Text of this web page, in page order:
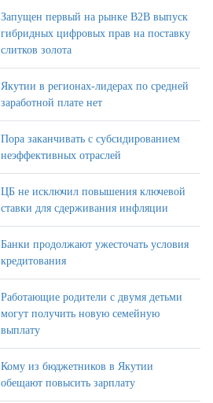
Запущен первый на рынке B2B выпуск
гибридных цифровых прав на поставку
слитков золота
Якутии в регионах-лидерах по средней
заработной плате нет
Пора заканчивать с субсидированием
неэффективных отраслей
ЦБ не исключил повышения ключевой
ставки для сдерживания инфляции
Банки продолжают ужесточать условия
кредитования
Работающие родители с двумя детьми
могут получить новую семейную
выплату
Кому из бюджетников в Якутии
обещают повысить зарплату